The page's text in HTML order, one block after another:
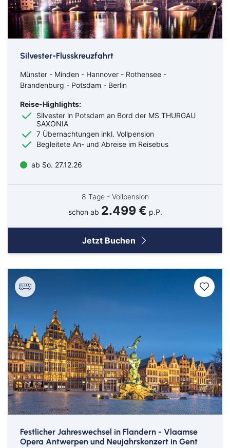
Silvester-Flusskreuzfahrt
Münster - Minden - Hannover - Rothensee -
Brandenburg - Potsdam - Berlin
Reise-Highlights:
Silvester in Potsdam an Bord der MS THURGAU
SAXONIA
7 Übernachtungen inkl. Vollpension
Begleitete An- und Abreise im Reisebus
ab So. 27.12.26
8 Tage - Vollpension
schon ab 2.499 € p.P.
Jetzt Buchen
Festlicher Jahreswechsel in Flandern - Vlaamse
Opera Antwerpen und Neujahrskonzert in Gent